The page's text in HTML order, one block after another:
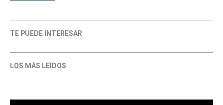
TE PUEDE INTERESAR
LOS MÁS LEÍDOS